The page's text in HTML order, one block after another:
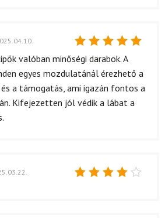
Értékelés:
5/ 5
valóban minőségi darabok. A
egyes mozdulatánál érezhető a
a támogatás, ami igazán fontos a
Kifejezetten jól védik a lábat a